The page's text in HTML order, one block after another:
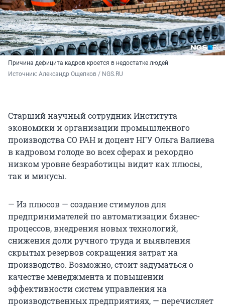
Причина дефицита кадров кроется в недостатке людей
Источник: Александр Ощепков / NGS.RU
Старший научный сотрудник Института
экономики и организации промышленного
производства СО РАН и доцент НГУ Ольга Валиева
в кадровом голоде во всех сферах и рекордно
низком уровне безработицы видит как плюсы,
так и минусы.
— Из плюсов — создание стимулов для
предпринимателей по автоматизации бизнес-
процессов, внедрения новых технологий,
снижения доли ручного труда и выявления
скрытых резервов сокращения затрат на
производство. Возможно, стоит задуматься о
качестве менеджмента и повышении
эффективности систем управления на
производственных предприятиях, — перечисляет